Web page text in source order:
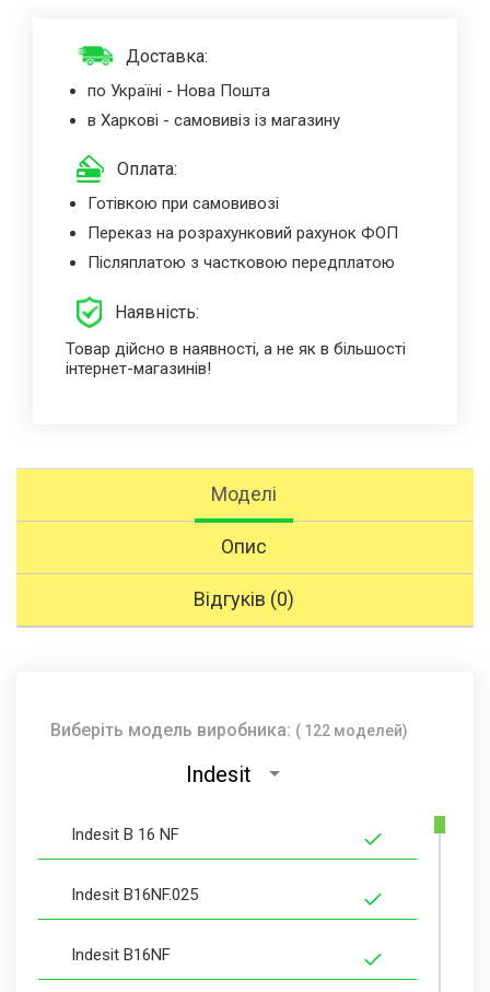
Доставка:
по Україні - Нова Пошта
в Харкові - самовивіз із магазину
Оплата:
Готівкою при самовивозі
Переказ на розрахунковий рахунок ФОП
Післяплатою з частковою передплатою
Наявність:
Товар дійсно в наявності, а не як в більшості
інтернет-магазинів!
Моделі
Опис
Відгуків (0)
Виберіть модель виробника: ( 122 моделей)
Indesit
Indesit B 16 NF
Indesit B16NF.025
Indesit B16NF